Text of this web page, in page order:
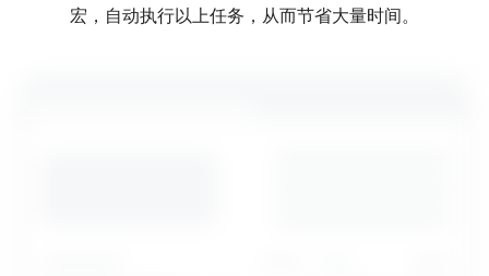
宏，自动执行以上任务，从而节省大量时间。